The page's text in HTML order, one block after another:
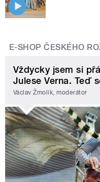
E-SHOP ČESKÉHO
Vždycky jsem si
Julese Verna. Teď
Václav Žmolík, moderátor